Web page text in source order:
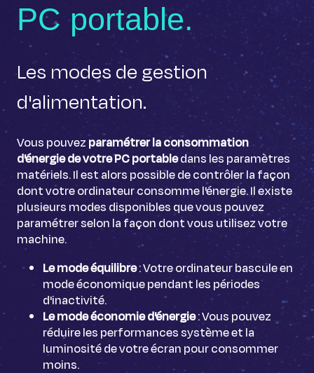
PC portable.
Les modes de gestion
d'alimentation.
Vous pouvez paramétrer la consommation
d'énergie de votre PC portabledans les paramètres
matériels. Il est alors possible de contrôler la façon
dont votre ordinateur consomme l'énergie. Il existe
plusieurs modes disponibles que vous pouvez
paramétrer selon la façon dont vous utilisez votre
machine.
Le mode équilibre: Votre ordinateur bascule en
mode économique pendant les périodes
d'inactivité.
Le mode économie d'énergie: Vous pouvez
réduire les performances système et la
luminosité de votre écran pour consommer
moins.